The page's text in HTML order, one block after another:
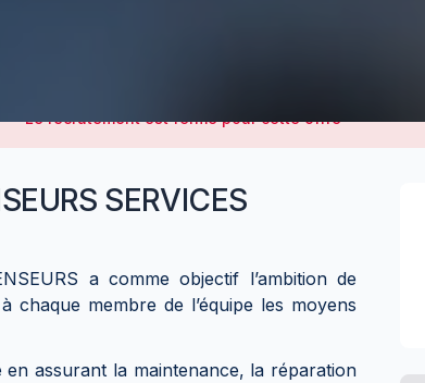
Le recrutement est fermé pour cette offre
SERVICES
a comme objectif l’ambition de
chaque membre de l’équipe les moyens
assurant la maintenance, la réparation